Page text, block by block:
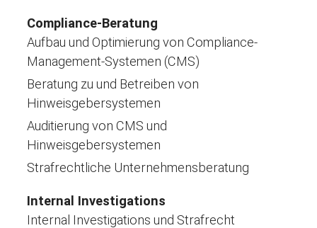
Compliance-Beratung
Aufbau und Optimierung von Compliance-
Management-Systemen (CMS)
Beratung zu und Betreiben von
Hinweisgebersystemen
Auditierung von CMS und
Hinweisgebersystemen
Strafrechtliche Unternehmensberatung
Internal Investigations
Internal Investigations und Strafrecht